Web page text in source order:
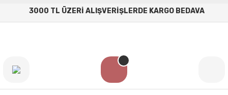
3000 TL ÜZERİ ALIŞVERİŞLERDE KARGO BEDAVA